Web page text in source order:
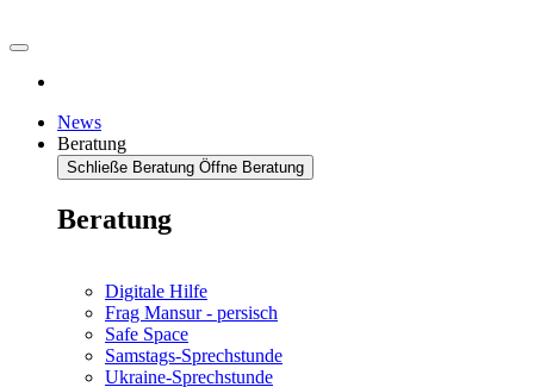
News
Beratung
Schließe Beratung Öffne Beratung
Beratung
Digitale Hilfe
Frag Mansur - persisch
Safe Space
Samstags-Sprechstunde
Ukraine-Sprechstunde